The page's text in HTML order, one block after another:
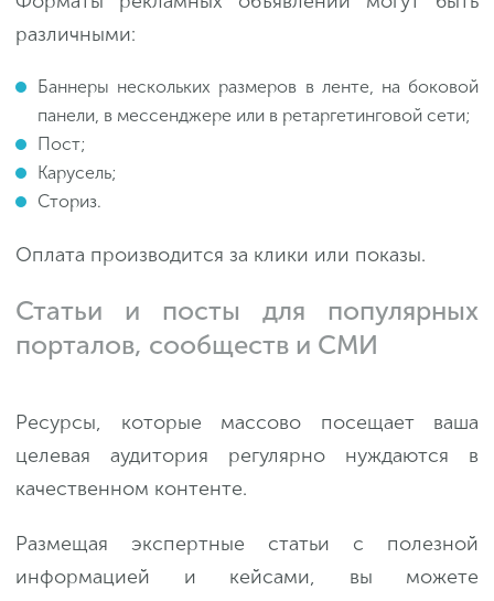
различными:
Баннеры нескольких размеров в ленте, на боковой
панели, в мессенджере или в ретаргетинговой сети;
Пост;
Карусель;
Сториз.
Оплата производится за клики или показы.
Статьи и посты для популярных
порталов, сообществ и СМИ
Ресурсы, которые массово посещает ваша
целевая аудитория регулярно нуждаются в
качественном контенте.
Размещая экспертные статьи с полезной
информацией и кейсами, вы можете